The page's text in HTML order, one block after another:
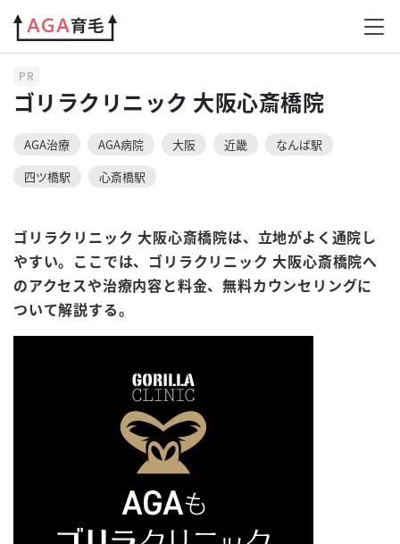
AGAクリニック
PR
ゴリラクリニック 大阪心斎橋院
AGA治療 AGA病院 大阪 近畿
なんば駅
四ツ橋駅
心斎橋駅
ゴリラクリニック 大阪心斎橋院は、立地がよく通院し
やすい。ここでは、ゴリラクリニック 大阪心斎橋院へ
のアクセスや治療内容と料金、無料カウンセリングに
ついて解説する。